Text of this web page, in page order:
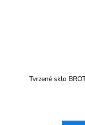
Tvrzené sklo